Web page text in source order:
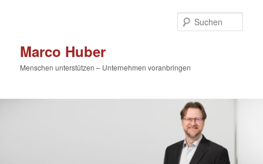
Marco Huber
Menschen unterstützen – Unternehmen voranbringen